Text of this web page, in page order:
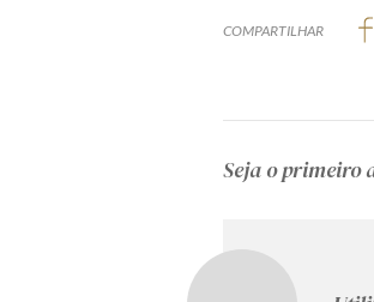
COMPARTILHAR
Seja o primeiro